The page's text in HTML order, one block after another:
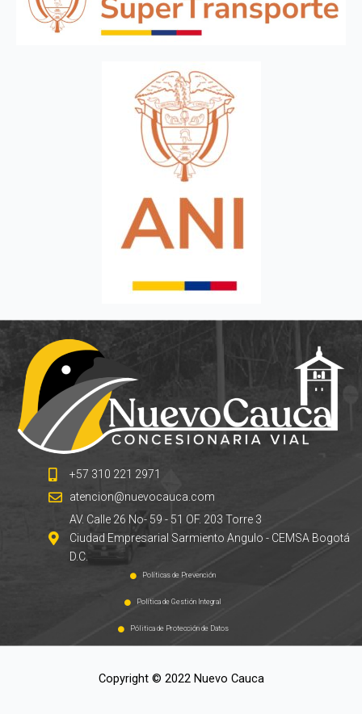
+57 310 221 2971
atencion@nuevocauca.com
AV. Calle 26 No- 59 - 51 OF. 203 Torre 3
Ciudad Empresarial Sarmiento Angulo - CEMSA Bogotá
D.C.
Políticas de Prevención
Política de Gestión Integral
Pólitica de Protección de Datos
Copyright © 2022 Nuevo Cauca